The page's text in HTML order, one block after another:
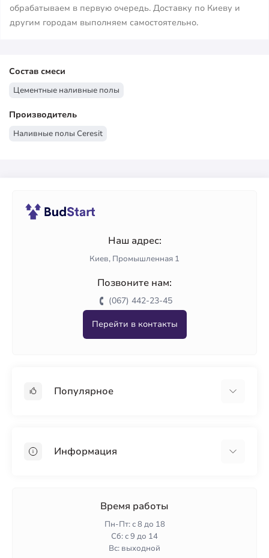
обрабатываем в первую очередь. Доставку по Киеву и
другим городам выполняем самостоятельно.
Состав смеси
Цементные наливные полы
Производитель
Наливные полы Ceresit
Наш адрес:
Киев, Промышленная 1
Позвоните нам:
(067) 442-23-45
Перейти в контакты
Популярное
ПенопластИнформация
Политика конфиденциальности
Время работы
Пн-Пт: с 8 до 18
Сб: с 9 до 14
Вс: выходной